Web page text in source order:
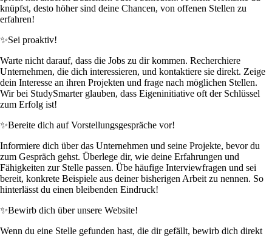
knüpfst, desto höher sind deine Chancen, von offenen Stellen zu
erfahren!
✨Sei proaktiv!
Warte nicht darauf, dass die Jobs zu dir kommen. Recherchiere
Unternehmen, die dich interessieren, und kontaktiere sie direkt. Zeige
dein Interesse an ihren Projekten und frage nach möglichen Stellen.
Wir bei StudySmarter glauben, dass Eigeninitiative oft der Schlüssel
zum Erfolg ist!
✨Bereite dich auf Vorstellungsgespräche vor!
Informiere dich über das Unternehmen und seine Projekte, bevor du
zum Gespräch gehst. Überlege dir, wie deine Erfahrungen und
Fähigkeiten zur Stelle passen. Übe häufige Interviewfragen und sei
bereit, konkrete Beispiele aus deiner bisherigen Arbeit zu nennen. So
hinterlässt du einen bleibenden Eindruck!
✨Bewirb dich über unsere Website!
Wenn du eine Stelle gefunden hast, die dir gefällt, bewirb dich direkt